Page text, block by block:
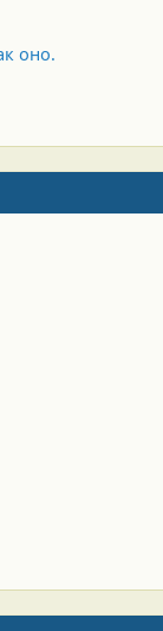
оно.